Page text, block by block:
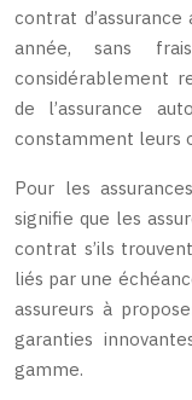
contrat
année, sans
considérablement
de l’assurance
constamment leurs
Pour les
signifie que les
contrat s’ils
liés par une
assureurs à
garanties
gamme.